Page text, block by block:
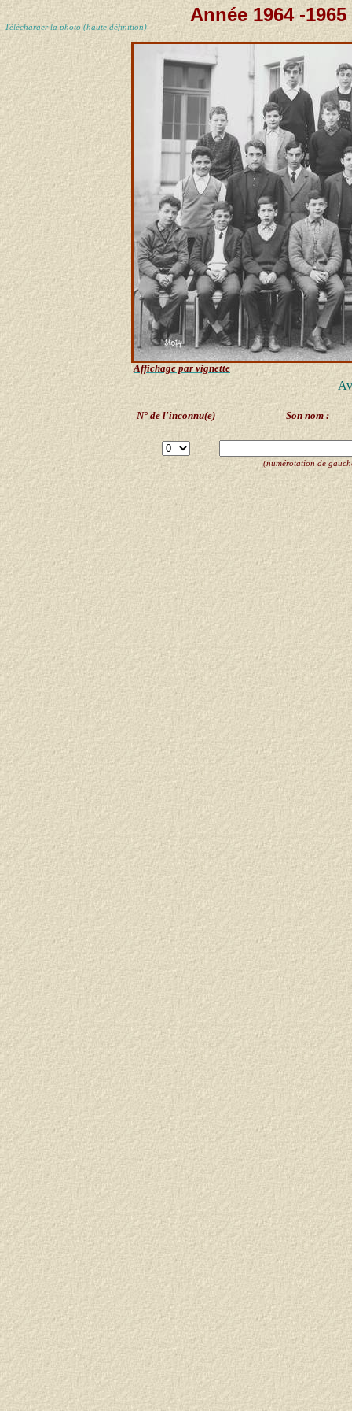
Affichage par vignette
Télécharger la photo (haute définition)
Année 1964 -
N° de l'inconnu(e) Son nom :
(numérotation de